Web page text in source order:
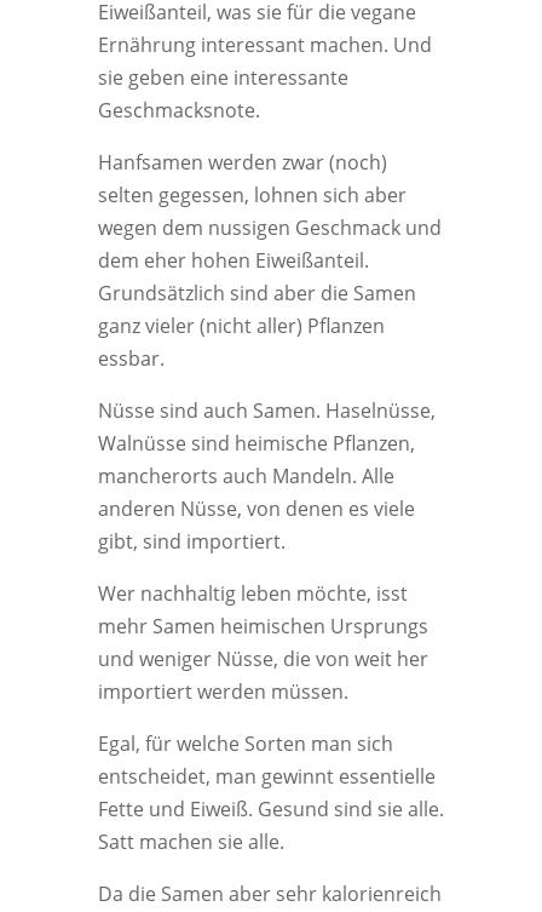
Eiweißanteil, was sie für die vegane
Ernährung interessant machen. Und
sie geben eine interessante
Geschmacksnote.
Hanfsamen werden zwar (noch)
selten gegessen, lohnen sich aber
wegen dem nussigen Geschmack und
dem eher hohen Eiweißanteil.
Grundsätzlich sind aber die Samen
ganz vieler (nicht aller) Pflanzen
essbar.
Nüsse sind auch Samen. Haselnüsse,
Walnüsse sind heimische Pflanzen,
mancherorts auch Mandeln. Alle
anderen Nüsse, von denen es viele
gibt, sind importiert.
Wer nachhaltig leben möchte, isst
mehr Samen heimischen Ursprungs
und weniger Nüsse, die von weit her
importiert werden müssen.
Egal, für welche Sorten man sich
entscheidet, man gewinnt essentielle
Fette und Eiweiß. Gesund sind sie alle.
Satt machen sie alle.
Da die Samen aber sehr kalorienreich